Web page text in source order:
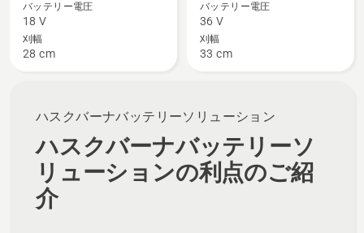
ハスクバーナバッテリーソリューション
ハスクバーナバッテリーソ
リューションの利点のご紹
介
マ
の
る、
バッテリー電圧
18 V
刈幅
28 cm
細
を
見
バッテリー電圧
36 V
刈幅
33 cm